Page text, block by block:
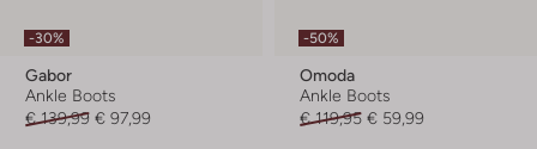
-30%
Gabor
Ankle Boots
€ 139,99 € 97,99
-50%
Omoda
Ankle Boots
€ 119,95 € 59,99